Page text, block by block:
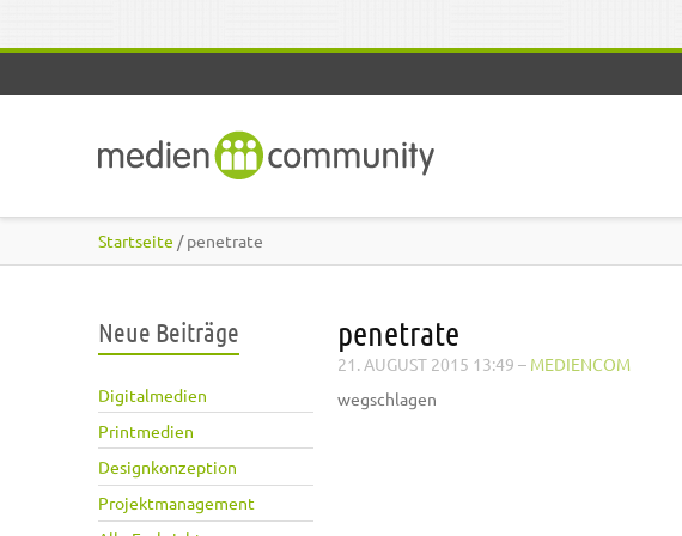
Startseite / penetrate
Neue Beiträge
Digitalmedien
Printmedien
Designkonzeption
Projektmanagement
penetrate
21. AUGUST 2015 13:49 – MEDIENCOM
wegschlagen